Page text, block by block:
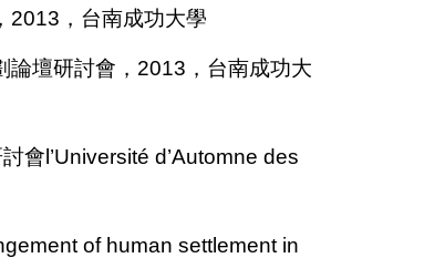
2013，台南成功大學
論壇研討會，2013，台南成功大
會l’Université d’Automne des
of human settlement in